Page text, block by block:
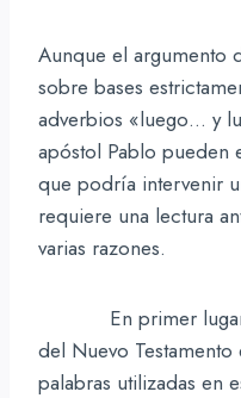
Aunque el argumento
sobre bases
adverbios «luego… y
apóstol Pablo pueden
que podría intervenir
requiere una lectura
varias razones.
En primer lugar,
del Nuevo
palabras utilizadas en